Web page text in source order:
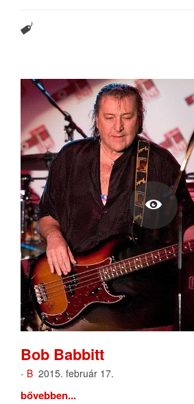
Bob Babbitt
- B 2015. február 17.
bővebben...